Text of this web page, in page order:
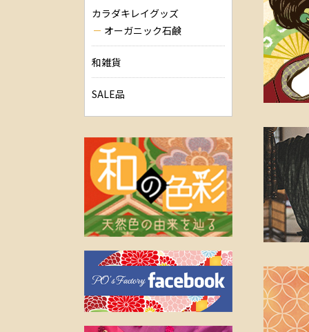
カラダキレイグッズ
オーガニック石鹸
和雑貨
SALE品